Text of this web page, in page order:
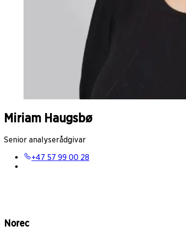
Miriam Haugsbø
Senior analyserådgivar
+47 57 99 00 28
Norec